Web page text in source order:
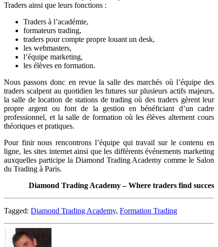
Traders ainsi que leurs fonctions :
Traders à l’académie,
formateurs trading,
traders pour compte propre louant un desk,
les webmasters,
l’équipe marketing,
les élèves en formation.
Nous passons donc en revue la salle des marchés où l’équipe des
traders scalpent au quotidien les futures sur plusieurs actifs majeurs,
la salle de location de stations de trading où des traders gèrent leur
propre argent ou font de la gestion en bénéficiant d’un cadre
professionnel, et la salle de formation où les élèves alternent cours
théoriques et pratiques.
Pour finir nous rencontrons l’équipe qui travail sur le contenu en
ligne, les sites internet ainsi que les différents événements marketing
auxquelles participe la Diamond Trading Academy comme le Salon
du Trading à Paris.
Diamond Trading Academy – Where traders find succes
Tagged: Diamond Trading Academy, Formation Trading